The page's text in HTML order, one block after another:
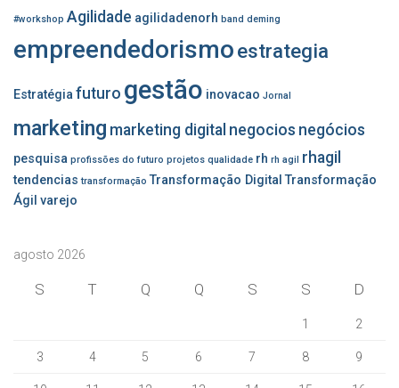
#workshop Agilidade agilidadenorh band deming
empreendedorismoestrategia
Estratégiafuturo gestão inovacao Jornal
marketing marketing digital negocios negócios
pesquisa profissões do futuro projetos qualidade rh rh agil rhagil
tendencias transformação Transformação Digital Transformação
Ágil varejo
agosto 2026
S T Q Q S S D
1 2
3 4 5 6 7 8 9